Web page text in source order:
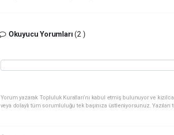
Okuyucu Yorumları(2 )
Yorum yazarak Topluluk Kuralları’nı kabul etmiş bulunuyor ve
veya dolaylı tüm sorumluluğu tek başınıza üstleniyorsunuz.